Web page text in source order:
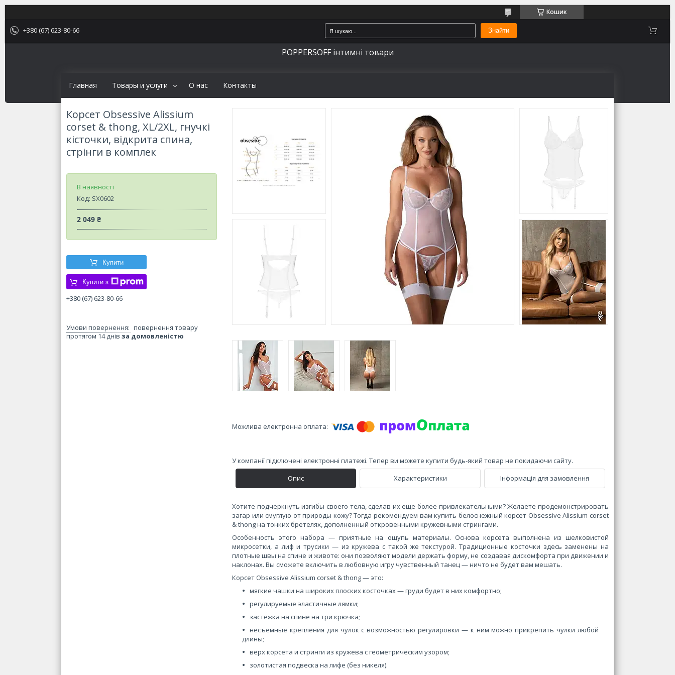
Кошик
+380 (67) 623-80-66 Знайти
POPPERSOFF інтимні товари
Главная Товары и услуги О нас Контакты
Корсет Obsessive Alissium
corset & thong, XL/2XL, гнучкі
кісточки, відкрита спина,
стрінги в комплек
В наявності
Код: SX0602
2 049 ₴
Купити
Купити з
+380 (67) 623-80-66
повернення товару
протягом 14 днів за домовленістю
У компанії підключені електронні платежі. Тепер ви можете купити будь-який товар не покидаючи сайту.
Опис
Характеристики Інформація для замовлення
Хотите подчеркнуть изгибы своего тела, сделав их еще более привлекательными? Желаете продемонстрировать
загар или смуглую от природы кожу? Тогда рекомендуем вам купить белоснежный корсет Obsessive Alissium corset
& thong на тонких бретелях, дополненный откровенными кружевными стрингами.
Особенность этого набора — приятные на ощупь материалы. Основа корсета выполнена из шелковистой
микросетки, а лиф и трусики — из кружева с такой же текстурой. Традиционные косточки здесь заменены на
плотные швы на спине и животе: они позволяют модели держать форму, не создавая дискомфорта при движении и
наклонах. Вы сможете включить в любовную игру чувственный танец — ничто не будет вам мешать.
Корсет Obsessive Alissium corset & thong — это:
мягкие чашки на широких плоских косточках — груди будет в них комфортно;
регулируемые эластичные лямки;
застежка на спине на три крючка;
несъемные крепления для чулок с возможностью регулировки — к ним можно прикрепить чулки любой
длины;
верх корсета и стринги из кружева с геометрическим узором;
золотистая подвеска на лифе (без никеля).